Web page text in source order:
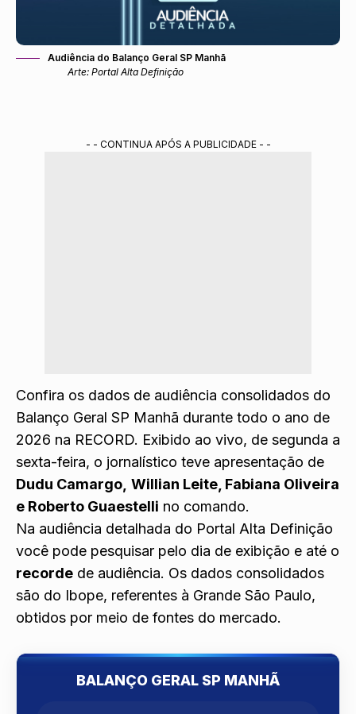
Audiência do Balanço Geral SP Manhã
Arte: Portal Alta Definição
- - CONTINUA APÓS A PUBLICIDADE - -
Confira os dados de audiência consolidados do
Balanço Geral SP Manhã durante todo o ano de
2026 na RECORD. Exibido ao vivo, de segunda a
sexta-feira, o jornalístico teve apresentação de
Dudu Camargo Willian Leite, Fabiana Oliveira
e Roberto Guaestelli no comando.
Na audiência detalhada do Portal Alta Definição
você pode pesquisar pelo dia de exibição e até o
recordede audiência. Os dados consolidados
são do Ibope, referentes à Grande São Paulo,